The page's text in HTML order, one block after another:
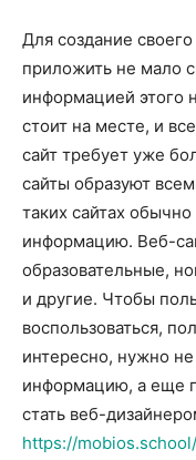
Для создание своего
приложить не мало
информацией этого
стоит на месте, и
сайт требует уже
сайты образуют
таких сайтах
информацию. Веб-
образовательные,
и другие. Чтобы
воспользоваться,
интересно, нужно не
информацию, а еще
стать веб-
https://